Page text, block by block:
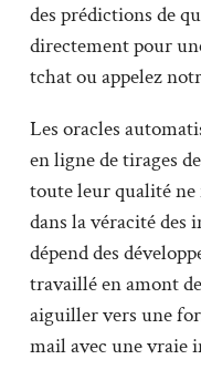
des prédictions de
directement pour
tchat ou appelez
Les oracles
en ligne de tirages
toute leur qualité ne
dans la véracité des
dépend des
travaillé en amont
aiguiller vers une
mail avec une vraie